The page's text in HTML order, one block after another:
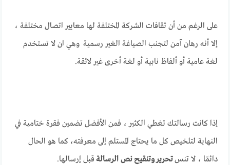
على الرغم من أن ثقافات الشركة المختلفة لها معايير اتصال مختلفة ،
إلا أنه رهان آمن لتجنب الصياغة الغير رسمية وهي ان لا تستخدم
لغة عامية أو ألفاظ نابية أو لغة أخرى غير لائقة.
إذا كانت رسالتك تغطي الكثير ، فمن الأفضل تضمين فقرة ختامية في
النهاية لتلخيص كل ما يحتاج المستلم إلى معرفته، كما هو الحال
دائمًا ، لا تنستحرير وتنقيحنص الرسالة قبل إرسالها.